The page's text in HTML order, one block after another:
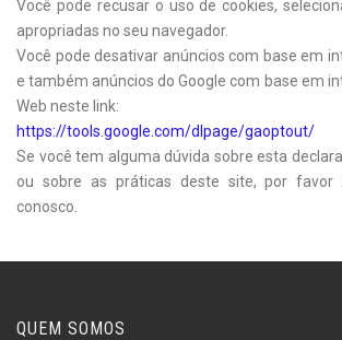
Você pode recusar o uso de cookies,
apropriadas no seu navegador.
Você pode desativar anúncios com base em
e também anúncios do Google com base em
Web neste link:
https://tools.google.com/dlpage/gaoptout/
Se você tem alguma dúvida sobre esta
ou sobre as práticas deste site, por favor
conosco.
QUEM SOMOS